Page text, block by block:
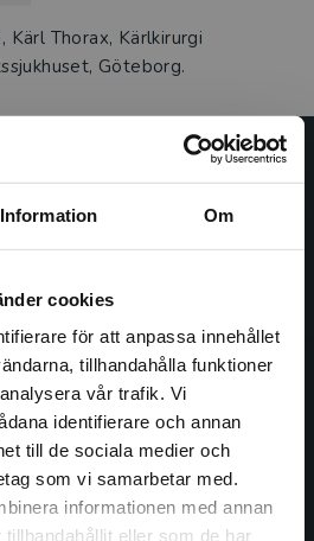
Information Om
cookies
för att anpassa innehållet
tillhandahålla funktioner
vår trafik. Vi
identifierare och annan
till de sociala medier och
som vi samarbetar med.
informationen med annan
eller som de har
fraktregion
Kärl Thorax, Kärlkirurgi
Göteborg.
1963 och är idag Sveriges
och digitala
finns Studentlitteratur med